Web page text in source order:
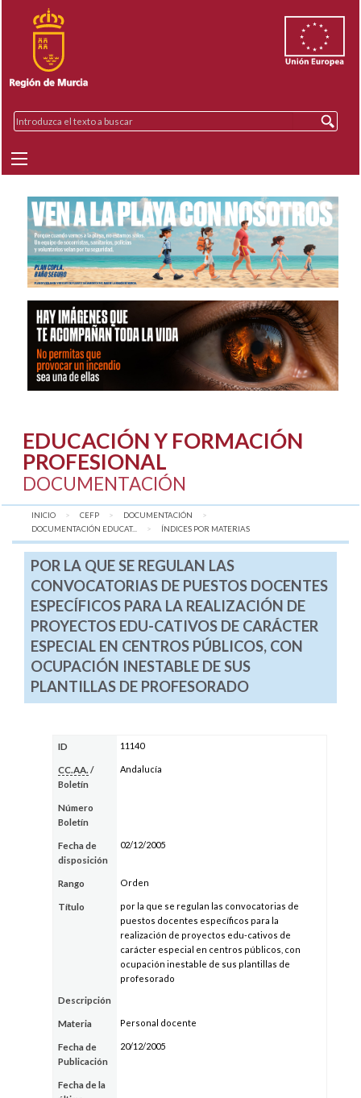
EDUCACIÓN Y FORMACIÓN
PROFESIONAL
DOCUMENTACIÓN
INICIO CEFP
DOCUMENTACIÓN
DOCUMENTACIÓN EDUCAT...
AQUÍ:
ÍNDICES POR MATERIAS
POR LA QUE SE REGULAN LAS
CONVOCATORIAS DE PUESTOS DOCENTES
ESPECÍFICOS PARA LA REALIZACIÓN DE
PROYECTOS EDU-CATIVOS DE CARÁCTER
ESPECIAL EN CENTROS PÚBLICOS, CON
OCUPACIÓN INESTABLE DE SUS
PLANTILLAS DE PROFESORADO
ID 11140
CC.AA. /
Boletín
Andalucía
Número
Boletín
Fecha de
disposición
02/12/2005
Rango Orden
Título
por la que se regulan las convocatorias de
puestos docentes específicos para la
realización de proyectos edu-cativos de
carácter especial en centros públicos, con
ocupación inestable de sus plantillas de
profesorado
Descripción
Materia Personal docente
Fecha de
Publicación
20/12/2005
Fecha de la